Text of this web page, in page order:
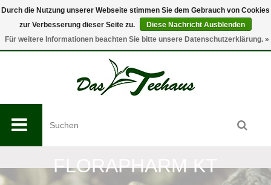
0
FLORAPHARM KT
Durch die Nutzung unserer Webseite stimmen Sie dem Gebrauch von Cookies
zur Verbesserung dieser Seite zu.
Diese Nachricht Ausblenden
Für weitere Informationen beachten Sie bitte unsere Datenschutzerklärung. »